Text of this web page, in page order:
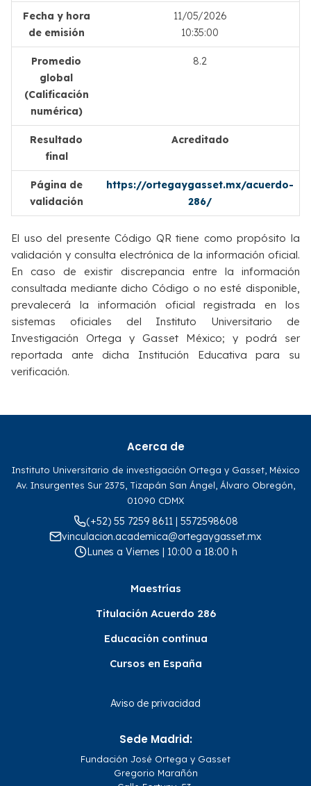
Fecha y hora
de emisión
11/05/2026
10:35:00
Promedio
global
(Calificación
numérica)
8.2
Resultado
final
Acreditado
Página de
validación
https://ortegaygasset.mx/acuerdo-
286/
El uso del presente Código QR tiene como propósito la
validación y consulta electrónica de la información oficial.
En caso de existir discrepancia entre la información
consultada mediante dicho Código o no esté disponible,
prevalecerá la información oficial registrada en los
sistemas oficiales del Instituto Universitario de
Investigación Ortega y Gasset México; y podrá ser
reportada ante dicha Institución Educativa para su
verificación.
Acerca de
Instituto Universitario de investigación Ortega y Gasset, México
Av. Insurgentes Sur 2375, Tizapán San Ángel, Álvaro Obregón,
01090 CDMX
(+52) 55 7259 8611 | 5572598608
vinculacion.academica@ortegaygasset.mx
Lunes a Viernes | 10:00 a 18:00 h
Maestrías
Titulación Acuerdo 286
Educación continua
Cursos en España
Aviso de privacidad
Sede Madrid:
Fundación José Ortega y Gasset
Gregorio Marañón